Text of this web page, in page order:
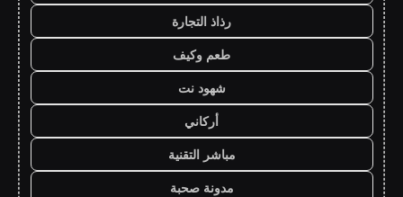
رذاذ التجارة
طعم وكيف
شهود نت
أركاني
مباشر التقنية
مدونة صحبة